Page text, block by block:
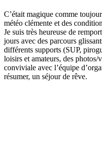
​C’était magique comme
météo clémente et des
Je suis très heureuse de
jours avec des parcours
différents supports (SUP,
loisirs et amateurs, des
conviviale avec l’équipe
résumer, un séjour de rêve.